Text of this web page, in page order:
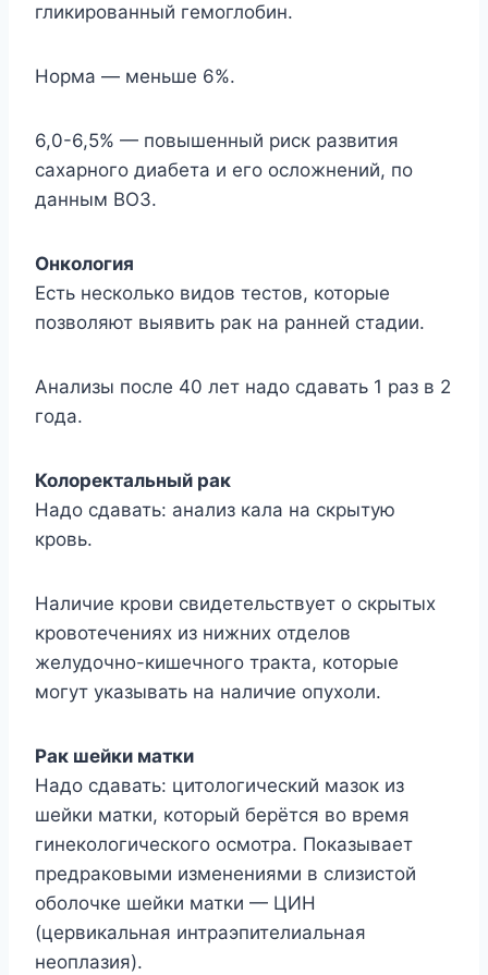
гликированный гемоглобин.
Норма — меньше 6%.
6,0-6,5% — повышенный риск развития
сахарного диабета и его осложнений, по
данным ВОЗ.
Онкология
Есть несколько видов тестов, которые
позволяют выявить рак на ранней стадии.
Анализы после 40 лет надо сдавать 1 раз в 2
года.
Колоректальный рак
Надо сдавать: анализ кала на скрытую
кровь.
Наличие крови свидетельствует о скрытых
кровотечениях из нижних отделов
желудочно-кишечного тракта, которые
могут указывать на наличие опухоли.
Рак шейки матки
Надо сдавать: цитологический мазок из
шейки матки, который берётся во время
гинекологического осмотра. Показывает
предраковыми изменениями в слизистой
оболочке шейки матки — ЦИН
(цервикальная интраэпителиальная
неоплазия).